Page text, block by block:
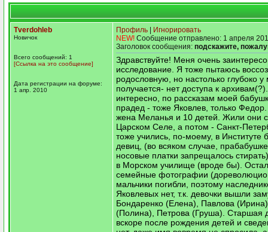
Tverdohleb
Новичок
Всего сообщений: 1
[Ссылка на это сообщение]
Дата регистрации на форуме:
1 апр. 2010
Профиль
Игнорировать
NEW! Сообщение отправлено: 1 апреля
Заголовок сообщения: подскажите,
Здравствуйте! Меня очень
исследование. Я тоже пытаюсь
родословную, но настолько глубоко
получается- нет доступа к
интересно, по рассказам моей
прадед - тоже Яковлев, только
жена Меланья и 10 детей. Жили они
Царском Селе, а потом - Санкт-
тоже учились, по-моему, в Институте
девиц, (во всяком случае,
носовые платки запрещалось
в Морском училище (вроде бы).
семейные фотографии
мальчики погибли, поэтому
Яковлевых нет, т.к. девочки вышли
Бондаренко (Елена), Павлова
(Полина), Петрова (Груша). Старшая
вскоре после рождения детей и